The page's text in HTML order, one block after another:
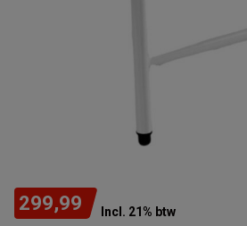
299,99 Incl. 21% btw